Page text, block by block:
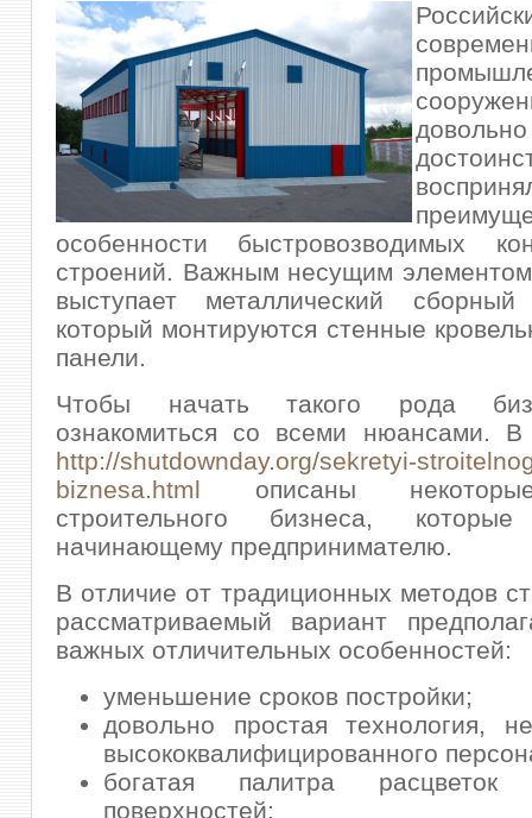
особенности быстровозводимых
строений. Важным несущим
выступает металлический
который монтируются стенные
панели.
Чтобы начать такого рода
ознакомиться со всеми нюансами. В
http://shutdownday.org/sekretyi-
biznesa.html описаны
строительного бизнеса, которые
начинающему предпринимателю.
В отличие от традиционных методов
рассматриваемый вариант
важных отличительных особенностей:
уменьшение сроков постройки;
довольно простая технология,
высококвалифицированного
богатая палитра
поверхностей;